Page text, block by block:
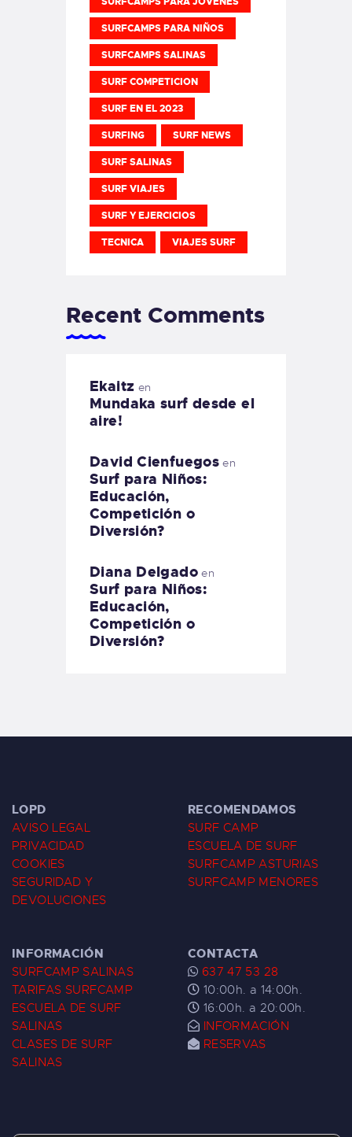
SURFCAMPS PARA NIÑOS
SURFCAMPS SALINAS
SURF COMPETICION
SURF EN EL 2023
SURFING SURF NEWS
SURF SALINAS
SURF VIAJES
SURF Y EJERCICIOS
TECNICA VIAJES SURF
Recent Comments
Ekaitz en
Mundaka surf desde el
aire!
David Cienfuegos en
Surf para Niños:
Educación,
Competición o
Diversión?
Diana Delgadoen
Surf para Niños:
Educación,
Competición o
Diversión?
LOPD
AVISO LEGAL
PRIVACIDAD
COOKIES
SEGURIDAD Y
DEVOLUCIONES
RECOMENDAMOS
SURF CAMP
ESCUELA DE SURF
SURFCAMP ASTURIAS
SURFCAMP MENORES
INFORMACIÓN
SURFCAMP SALINAS
TARIFAS SURFCAMP
ESCUELA DE SURF
SALINAS
CLASES DE SURF
SALINAS
CONTACTA
637 47 53 28
10:00h. a 14:00h.
16:00h. a 20:00h.
INFORMACIÓN
RESERVAS